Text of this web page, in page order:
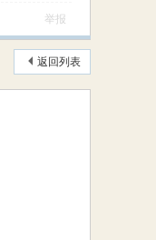
举报
返回列表